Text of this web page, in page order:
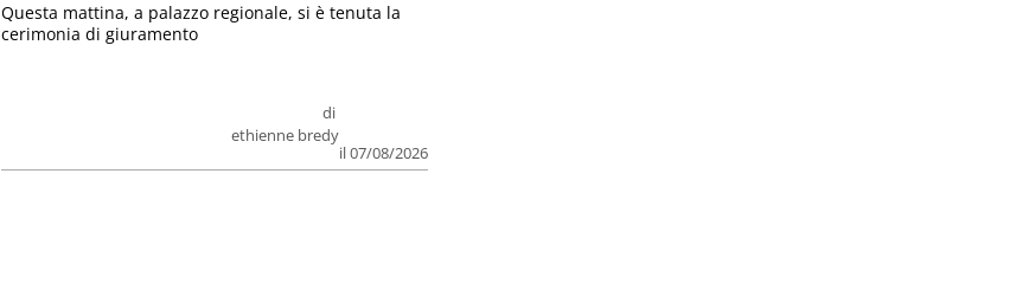
di
ethienne bredy
il 07/08/2026
Questa mattina, a palazzo regionale, si è tenuta la
cerimonia di giuramento